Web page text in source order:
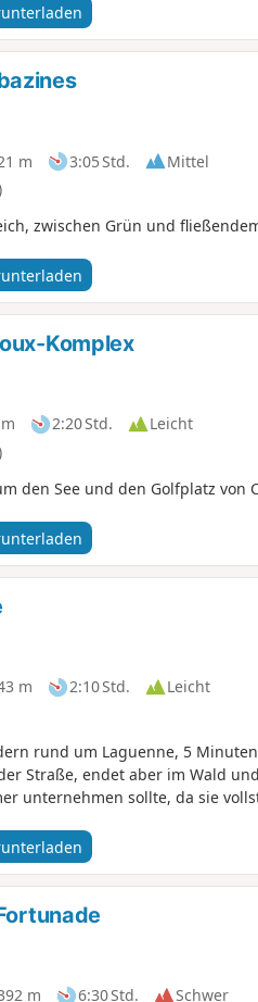
m 3:05 Std.
Mittel
zwischen Grün und
Komplex
2:20 Std.
Leicht
den See und den Golfplatz von
m 2:10 Std.
Leicht
rund um Laguenne, 5
Straße, endet aber im Wald
unternehmen sollte, da sie
m 6:30 Std. Schwer